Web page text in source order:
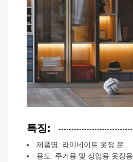
특징:
제품명: 라미네이트 옷장 문
용도: 주거용 및 상업용 옷장용